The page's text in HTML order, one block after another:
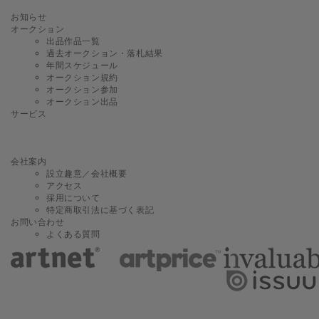
お知らせ
オークション
出品作品一覧
過去オークション・落札結果
年間スケジュール
オークション規約
オークション参加
オークション出品
サービス
会社案内
設立趣意／会社概要
アクセス
採用について
特定商取引法に基づく表記
お問い合わせ
よくある質問